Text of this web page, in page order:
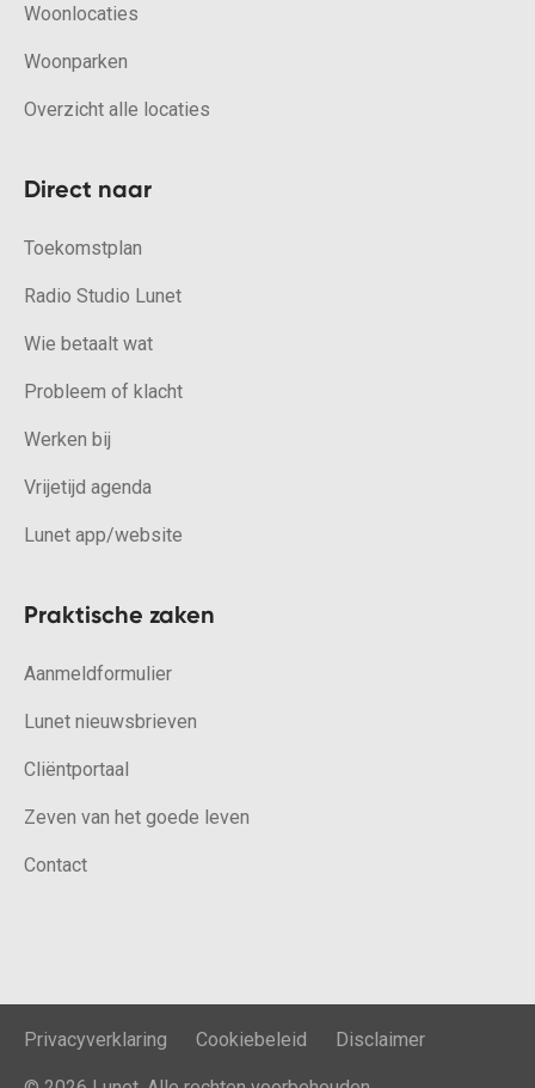
Woonlocaties
Woonparken
Overzicht alle locaties
Direct naar
Toekomstplan
Radio Studio Lunet
Wie betaalt wat
Probleem of klacht
Werken bij
Vrijetijd agenda
Lunet app/website
Praktische zaken
Aanmeldformulier
Lunet nieuwsbrieven
Cliëntportaal
Zeven van het goede leven
Contact
Privacyverklaring Cookiebeleid Disclaimer